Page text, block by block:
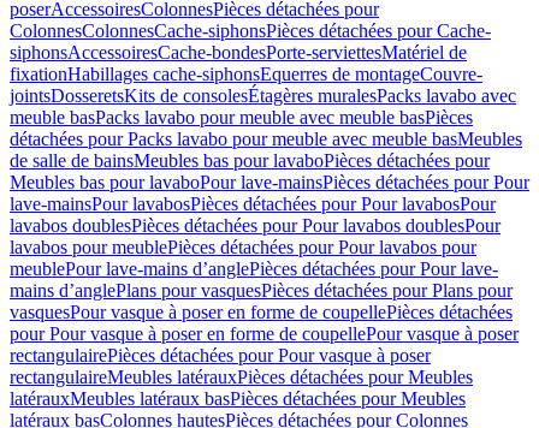
poserAccessoiresColonnesPièces détachées pour
ColonnesColonnesCache-siphonsPièces détachées pour Cache-
siphonsAccessoiresCache-bondesPorte-serviettesMatériel de
fixationHabillages cache-siphonsEquerres de montageCouvre-
jointsDosseretsKits de consolesÉtagères muralesPacks lavabo avec
meuble basPacks lavabo pour meuble avec meuble basPièces
détachées pour Packs lavabo pour meuble avec meuble basMeubles
de salle de bainsMeubles bas pour lavaboPièces détachées pour
Meubles bas pour lavaboPour lave-mainsPièces détachées pour Pour
lave-mainsPour lavabosPièces détachées pour Pour lavabosPour
lavabos doublesPièces détachées pour Pour lavabos doublesPour
lavabos pour meublePièces détachées pour Pour lavabos pour
meublePour lave-mains d’anglePièces détachées pour Pour lave-
mains d’anglePlans pour vasquesPièces détachées pour Plans pour
vasquesPour vasque à poser en forme de coupellePièces détachées
pour Pour vasque à poser en forme de coupellePour vasque à poser
rectangulairePièces détachées pour Pour vasque à poser
rectangulaireMeubles latérauxPièces détachées pour Meubles
latérauxMeubles latéraux basPièces détachées pour Meubles
latéraux basColonnes hautesPièces détachées pour Colonnes